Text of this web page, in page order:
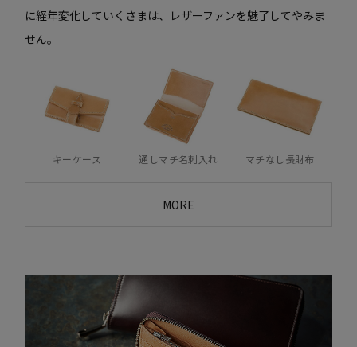
に経年変化していくさまは、レザーファンを魅了してやみま
せん。
キーケース 通しマチ名刺入れ マチなし長財布
MORE